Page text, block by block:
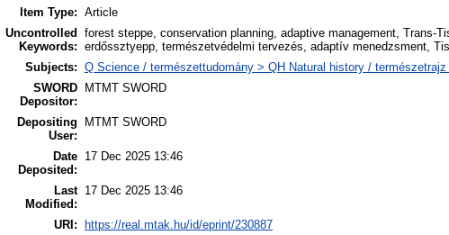
Item Type: Article
Uncontrolled
Keywords:
forest steppe, conservation planning, adaptive management, Trans-
erdőssztyepp, természetvédelmi tervezés, adaptív menedzsment,
Subjects: Q Science / természettudomány > QH Natural history /
SWORD
Depositor:
MTMT SWORD
Depositing
User:
MTMT SWORD
Date
Deposited:
17 Dec 2025 13:46
Last
Modified:
17 Dec 2025 13:46
URI: https://real.mtak.hu/id/eprint/230887